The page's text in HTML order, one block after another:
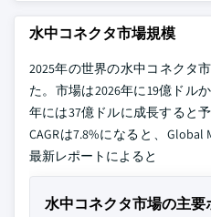
水中コネクタ市場規模
2025年の世界の水中コネクタ
た。市場は2026年に19億ドル
年には37億ドルに成長すると
CAGRは7.8%になると、
最新レポートによると
水中コネクタ市場の主要